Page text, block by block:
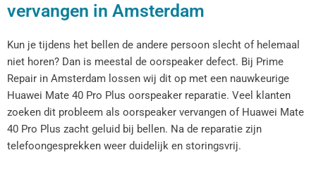
vervangen in Amsterdam
Kun je tijdens het bellen de andere persoon slecht of helemaal
niet horen? Dan is meestal de oorspeaker defect. Bij Prime
Repair in Amsterdam lossen wij dit op met een nauwkeurige
Huawei Mate 40 Pro Plus oorspeaker reparatie. Veel klanten
zoeken dit probleem als oorspeaker vervangen of Huawei Mate
40 Pro Plus zacht geluid bij bellen. Na de reparatie zijn
telefoongesprekken weer duidelijk en storingsvrij.